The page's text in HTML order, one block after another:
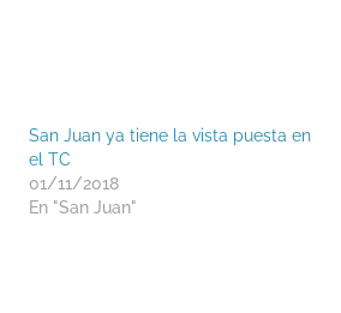
San Juan ya tiene la vista puesta en
el TC
01/11/2018
En "San Juan"